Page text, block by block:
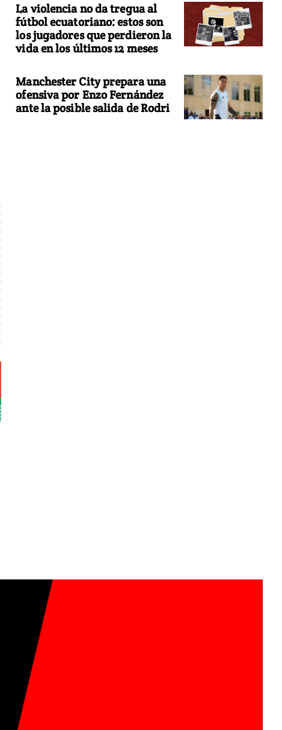
La violencia no da tregua al
fútbol ecuatoriano: estos son
los jugadores que perdieron la
vida en los últimos 12 meses
Manchester City prepara una
ofensiva por Enzo Fernández
ante la posible salida de Rodri